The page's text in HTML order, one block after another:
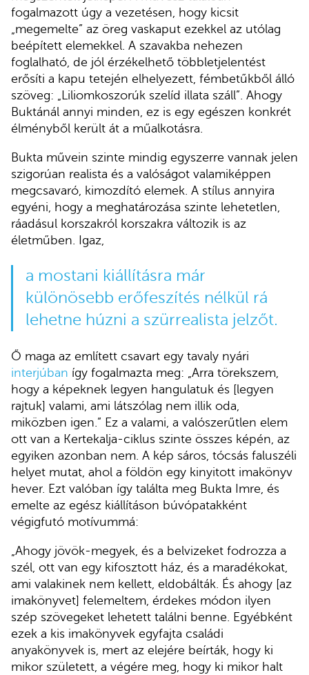
fogalmazott úgy a vezetésen, hogy kicsit
„megemelte” az öreg vaskaput ezekkel az utólag
beépített elemekkel. A szavakba nehezen
foglalható, de jól érzékelhető többletjelentést
erősíti a kapu tetején elhelyezett, fémbetűkből álló
szöveg: „Liliomkoszorúk szelíd illata száll”. Ahogy
Buktánál annyi minden, ez is egy egészen konkrét
élményből került át a műalkotásra.
Bukta művein szinte mindig egyszerre vannak jelen
szigorúan realista és a valóságot valamiképpen
megcsavaró, kimozdító elemek. A stílus annyira
egyéni, hogy a meghatározása szinte lehetetlen,
ráadásul korszakról korszakra változik is az
életműben. Igaz,
a mostani kiállításra már
különösebb erőfeszítés nélkül rá
lehetne húzni a szürrealista jelzőt.
Ő maga az említett csavart egy tavaly nyári
interjúban így fogalmazta meg: „Arra törekszem,
hogy a képeknek legyen hangulatuk és [legyen
rajtuk] valami, ami látszólag nem illik oda,
miközben igen.” Ez a valami, a valószerűtlen elem
ott van a Kertekalja-ciklus szinte összes képén, az
egyiken azonban nem. A kép sáros, tócsás faluszéli
helyet mutat, ahol a földön egy kinyitott imakönyv
hever. Ezt valóban így találta meg Bukta Imre, és
emelte az egész kiállításon búvópatakként
végigfutó motívummá:
„Ahogy jövök-megyek, és a belvizeket fodrozza a
szél, ott van egy kifosztott ház, és a maradékokat,
ami valakinek nem kellett, eldobálták. És ahogy [az
imakönyvet] felemeltem, érdekes módon ilyen
szép szövegeket lehetett találni benne. Egyébként
ezek a kis imakönyvek egyfajta családi
anyakönyvek is, mert az elejére beírták, hogy ki
mikor született, a végére meg, hogy ki mikor halt